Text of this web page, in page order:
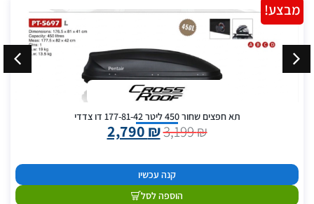
תא חפצים שחור 450 ליטר 177-81-42 דו צדדי
3,199₪
2,790 ₪
קנה עכשיו
הוספה לסל
מבצע!